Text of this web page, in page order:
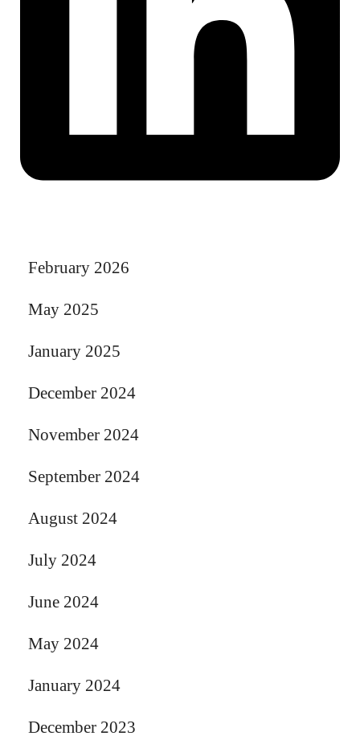
February 2026
May 2025
January 2025
December 2024
November 2024
September 2024
August 2024
July 2024
June 2024
May 2024
January 2024
December 2023